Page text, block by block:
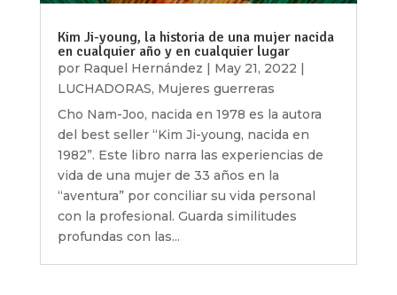
Kim Ji-young, la historia de una mujer nacida
en cualquier año y en cualquier lugar
por Raquel Hernández | May 21, 2022 |
LUCHADORAS, Mujeres guerreras
Cho Nam-Joo, nacida en 1978 es la autora
del best seller “Kim Ji-young, nacida en
1982”. Este libro narra las experiencias de
vida de una mujer de 33 años en la
“aventura” por conciliar su vida personal
con la profesional. Guarda similitudes
profundas con las...